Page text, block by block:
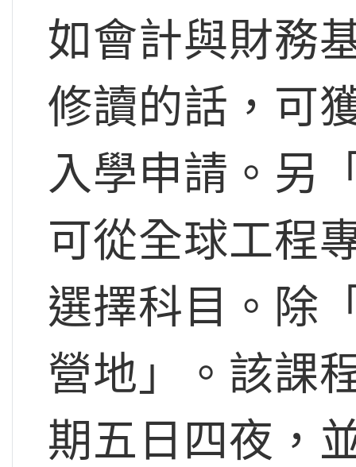
如會計與財務
修讀的話，可
入學申請。另
可從全球工程
選擇科目。除
營地」。該課
期五日四夜，